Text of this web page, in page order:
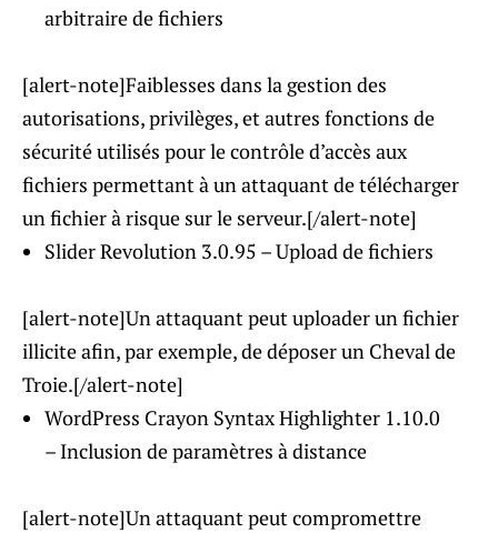
arbitraire de fichiers
[alert-note]Faiblesses dans la gestion des
autorisations, privilèges, et autres fonctions de
sécurité utilisés pour le contrôle d’accès aux
fichiers permettant à un attaquant de télécharger
un fichier à risque sur le serveur.[/alert-note]
Slider Revolution 3.0.95 – Upload de fichiers
[alert-note]Un attaquant peut uploader un fichier
illicite afin, par exemple, de déposer un Cheval de
Troie.[/alert-note]
WordPress Crayon Syntax Highlighter 1.10.0
– Inclusion de paramètres à distance
[alert-note]Un attaquant peut compromettre